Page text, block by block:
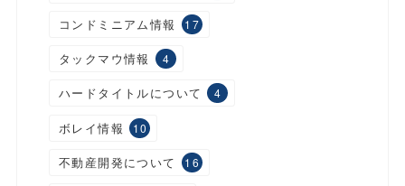
コンドミニアム情報 17
タックマウ情報 4
ハードタイトルについて 4
ボレイ情報 10
不動産開発について 16